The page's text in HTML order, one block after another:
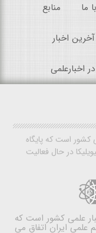
ما منابع
آخرین اخبار
اخبارعلمی
کشور است که پایگاه
در حال فعالیت
علمی کشور است که
ایران اتفاق می